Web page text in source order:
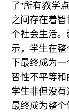
了”所有教学
之间存在着
个社会生活
示，学生在整
下最终成为
智性不平等和
学生非但没
最终成为整个